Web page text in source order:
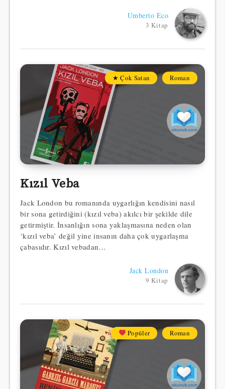
Umberto Eco
3 Kitap
★ Çok Satan Roman
Kızıl Veba
Jack London bu romanında uygarlığın kendisini nasıl
bir sona getirdiğini (kızıl veba) akılcı bir şekilde dile
getirmiştir. İnsanlığın sona yaklaşmasına neden olan
‘kızıl veba’ değil yine insanın daha çok uygarlaşma
çabasıdır. Kızıl vebadan…
Jack London
9 Kitap
Popüler Roman